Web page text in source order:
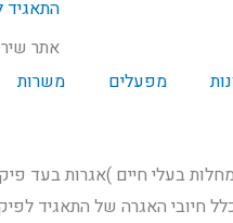
התאגיד
אתר
מפעלים משרות